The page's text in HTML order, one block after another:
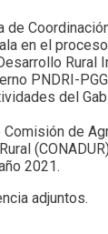
de
en el
Rural
PNDRI-
del
de
2021.
adjuntos.